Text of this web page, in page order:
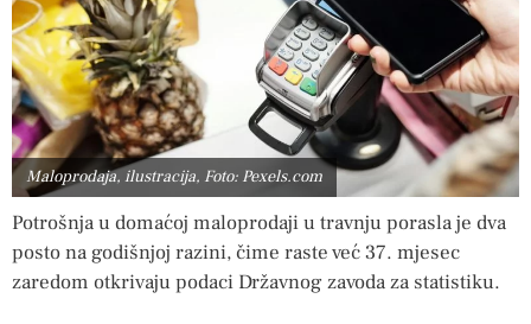
Maloprodaja, ilustracija, Foto: Pexels.com
Potrošnja u domaćoj maloprodaji u travnju porasla je dva
posto na godišnjoj razini, čime raste već 37. mjesec
zaredom otkrivaju podaci Državnog zavoda za statistiku.